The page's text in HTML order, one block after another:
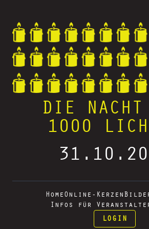
DIE NACHT
1000
Home Online-Kerzen
Infos für
LOGIN